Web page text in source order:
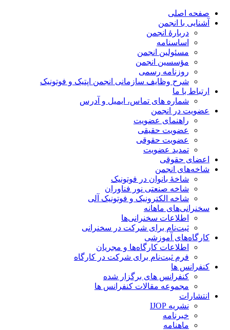
صفحه اصلی
آشنایی با انجمن
دربارۀ انجمن
اساسنامه
مسئولین انجمن
مؤسسین انجمن
روزنامه رسمی
شرح وظایف سازمانی انجمن اپتیک و فوتونیک
ارتباط با ما
شماره های تماس، ایمیل و آدرس
عضویت در انجمن
راهنمای عضویت
عضویت حقیقی
عضویت حقوقی
تمدید عضویت
اعضای حقوقی
شاخه‌های انجمن
شاخۀ بانوان در فوتونیک
شاخه صنعتی نور فناوران
شاخه‌ الکترونیک و فوتونیک آلی
سخنرانی‌های ماهانه
اطلاعات سخنرانی‌‌ها
ثبت‌نام برای شرکت در سخنرانی
کارگاه‌های آموزشی
اطلاعات کارگاه‌ها و مجریان
فرم ثبت‌نام برای شرکت در کارگاه
کنفرانس ها
کنفرانس های برگزار شده
مجموعه مقالات کنفرانس ها
انتشارات
نشریه IJOP
خبرنامه
ماهنامه